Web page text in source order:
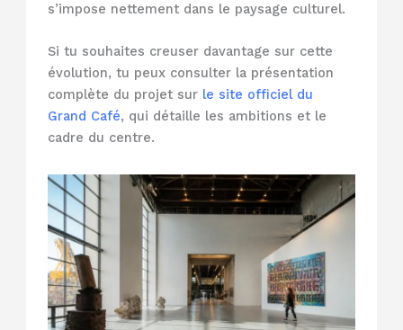
s’impose nettement dans le paysage culturel.
Si tu souhaites creuser davantage sur cette
évolution, tu peux consulter la présentation
complète du projet sur le site officiel du
Grand Café, qui détaille les ambitions et le
cadre du centre.